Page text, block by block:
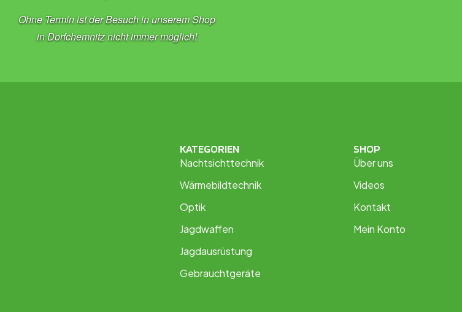
Ohne Termin ist der Besuch in unserem Shop
in Dorfchemnitz nicht immer möglich!
KATEGORIEN
Nachtsichttechnik
Wärmebildtechnik
Optik
Jagdwaffen
Jagdausrüstung
Gebrauchtgeräte
SHOP
Über uns
Videos
Kontakt
Mein Konto